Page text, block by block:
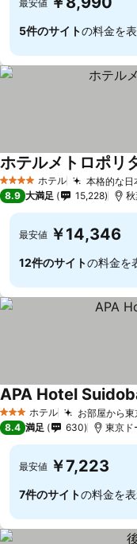
最安値
5件のサイトの料金を
4 ホテルのランク
ホテル 本格的な日
ホテルメトロポリ
8.9 大満足 15,228
最安値 ￥14,346
12件のサイトの料金を
3 ホテルのランク
ホテル お部屋から
APA Hotel
8.4 満足 630 東京ド
最安値 ￥7,223
7件のサイトの料金を